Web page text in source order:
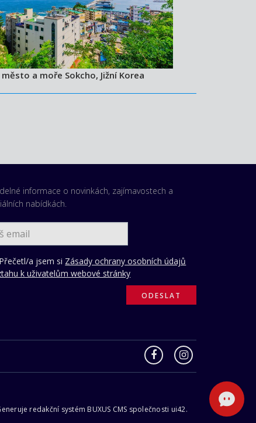
a moře Sokcho, Jižní Korea
informace o novinkách, zajímavostech a
nabídkách.
a jsem si Zásady ochrany osobních údajů
k uživatelům webové stránky
redakční systém BUXUS CMS společnosti ui42.